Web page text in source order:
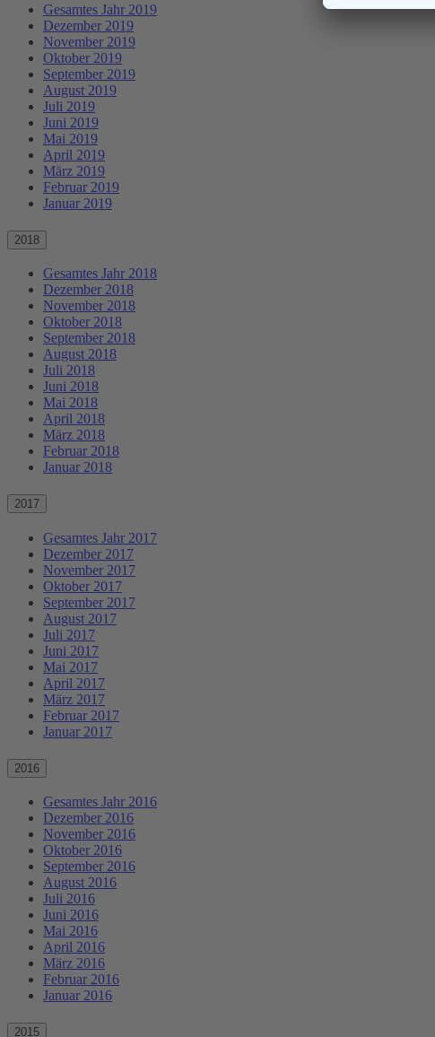
Gesamtes Jahr 2019
Dezember 2019
November 2019
Oktober 2019
September 2019
August 2019
Juli 2019
Juni 2019
Mai 2019
April 2019
März 2019
Februar 2019
Januar 2019
2018
Gesamtes Jahr 2018
Dezember 2018
November 2018
Oktober 2018
September 2018
August 2018
Juli 2018
Juni 2018
Mai 2018
April 2018
März 2018
Februar 2018
Januar 2018
2017
Gesamtes Jahr 2017
Dezember 2017
November 2017
Oktober 2017
September 2017
August 2017
Juli 2017
Juni 2017
Mai 2017
April 2017
März 2017
Februar 2017
Januar 2017
2016
Gesamtes Jahr 2016
Dezember 2016
November 2016
Oktober 2016
September 2016
August 2016
Juli 2016
Juni 2016
Mai 2016
April 2016
März 2016
Februar 2016
Januar 2016
2015